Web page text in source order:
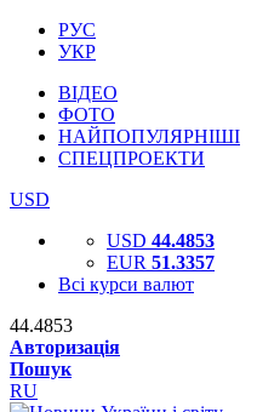
РУС
УКР
ВІДЕО
ФОТО
НАЙПОПУЛЯРНІШІ
СПЕЦПРОЕКТИ
USD
USD 44.4853
EUR 51.3357
Всі курси валют
44.4853
Авторизація
Пошук
RU